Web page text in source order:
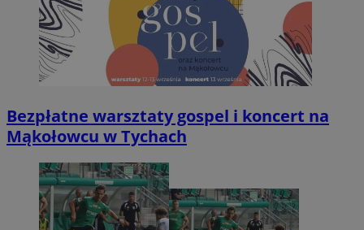
Bezpłatne warsztaty gospel i koncert na
Mąkołowcu w Tychach